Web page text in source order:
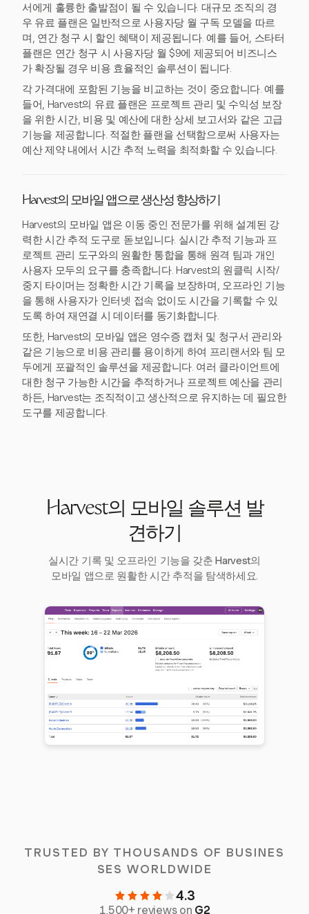
서에게 훌륭한 출발점이 될 수 있습니다. 대규모 조직의 경
우 유료 플랜은 일반적으로 사용자당 월 구독 모델을 따르
며, 연간 청구 시 할인 혜택이 제공됩니다. 예를 들어, 스타터
플랜은 연간 청구 시 사용자당 월 $9에 제공되어 비즈니스
가 확장될 경우 비용 효율적인 솔루션이 됩니다.
각 가격대에 포함된 기능을 비교하는 것이 중요합니다. 예를
들어, Harvest의 유료 플랜은 프로젝트 관리 및 수익성 보장
을 위한 시간, 비용 및 예산에 대한 상세 보고서와 같은 고급
기능을 제공합니다. 적절한 플랜을 선택함으로써 사용자는
예산 제약 내에서 시간 추적 노력을 최적화할 수 있습니다.
Harvest의 모바일 앱으로 생산성 향상하기
Harvest의 모바일 앱은 이동 중인 전문가를 위해 설계된 강
력한 시간 추적 도구로 돋보입니다. 실시간 추적 기능과 프
로젝트 관리 도구와의 원활한 통합을 통해 원격 팀과 개인
사용자 모두의 요구를 충족합니다. Harvest의 원클릭 시작/
중지 타이머는 정확한 시간 기록을 보장하며, 오프라인 기능
을 통해 사용자가 인터넷 접속 없이도 시간을 기록할 수 있
도록 하여 재연결 시 데이터를 동기화합니다.
또한, Harvest의 모바일 앱은 영수증 캡처 및 청구서 관리와
같은 기능으로 비용 관리를 용이하게 하여 프리랜서와 팀 모
두에게 포괄적인 솔루션을 제공합니다. 여러 클라이언트에
대한 청구 가능한 시간을 추적하거나 프로젝트 예산을 관리
하든, Harvest는 조직적이고 생산적으로 유지하는 데 필요한
도구를 제공합니다.
Harvest의 모바일 솔루션 발
견하기
실시간 기록 및 오프라인 기능을 갖춘 Harvest의
모바일 앱으로 원활한 시간 추적을 탐색하세요.
TRUSTED BY THOUSANDS OF BUSINES
SES WORLDWIDE
4.3
1,500+ reviews on G2